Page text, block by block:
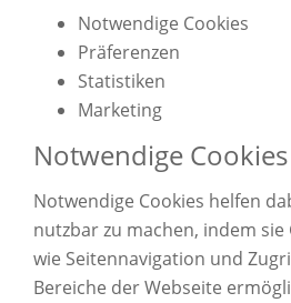
Notwendige Cookies
Präferenzen
Statistiken
Marketing
Notwendige Cookies
Notwendige Cookies helfen
nutzbar zu machen, indem
wie Seitennavigation und
Bereiche der Webseite